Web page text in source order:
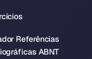
Referências
ABNT